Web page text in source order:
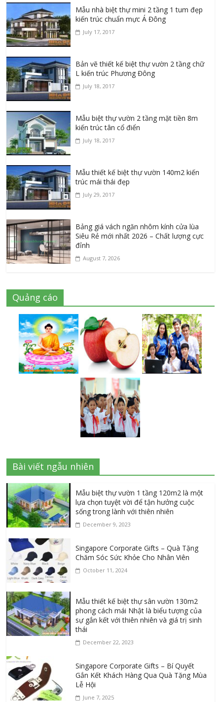
Mẫu nhà biệt thự mini 2 tầng 1 tum đẹp
kiến trúc chuẩn mực Á Đông
July 17, 2017
Bản vẽ thiết kế biệt thự vườn 2 tầng chữ
L kiến trúc Phương Đông
July 18, 2017
Mẫu biệt thự vườn 2 tầng mặt tiền 8m
kiến trúc tân cổ điển
July 18, 2017
Mẫu thiết kế biệt thự vườn 140m2 kiến
trúc mái thái đẹp
July 29, 2017
Bảng giá vách ngăn nhôm kính cửa lùa
Siêu Rẻ mới nhất 2026 – Chất lượng cực
đỉnh
August 7, 2026
Quảng cáo
Bài viết ngẫu nhiên
Mẫu biệt thự vườn 1 tầng 120m2 là một
lựa chọn tuyệt vời để tận hưởng cuộc
sống trong lành với thiên nhiên
December 9, 2023
Singapore Corporate Gifts – Quà Tặng
Chăm Sóc Sức Khỏe Cho Nhân Viên
October 11, 2024
Mẫu thiết kế biệt thự sân vườn 130m2
phong cách mái Nhật là biểu tượng của
sự gắn kết với thiên nhiên và giá trị sinh
thái
December 22, 2023
Singapore Corporate Gifts – Bí Quyết
Gắn Kết Khách Hàng Qua Quà Tặng Mùa
Lễ Hội
June 7, 2025